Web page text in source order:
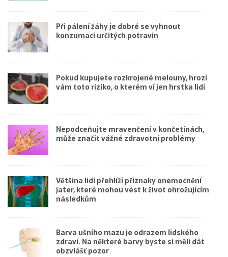
Při pálení žáhy je dobré se vyhnout
konzumaci určitých potravin
Pokud kupujete rozkrojené melouny, hrozí
vám toto riziko, o kterém ví jen hrstka lidí
Nepodceňujte mravenčení v končetinách,
může značit vážné zdravotní problémy
Většina lidí přehlíží příznaky onemocnění
jater, které mohou vést k život ohrožujícím
následkům
Barva ušního mazu je odrazem lidského
zdraví. Na některé barvy byste si měli dát
obzvlášť pozor